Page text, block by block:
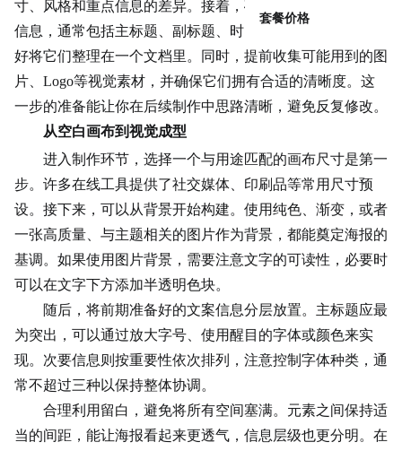
套餐价格
寸、风格和重点信息的差异。接着，确定你想要传达的关键
信息，通常包括主标题、副标题、时间地点等核心要素，最
好将它们整理在一个文档里。同时，提前收集可能用到的图
片、Logo等视觉素材，并确保它们拥有合适的清晰度。这
一步的准备能让你在后续制作中思路清晰，避免反复修改。
从空白画布到视觉成型
进入制作环节，选择一个与用途匹配的画布尺寸是第一
步。许多在线工具提供了社交媒体、印刷品等常用尺寸预
设。接下来，可以从背景开始构建。使用纯色、渐变，或者
一张高质量、与主题相关的图片作为背景，都能奠定海报的
基调。如果使用图片背景，需要注意文字的可读性，必要时
可以在文字下方添加半透明色块。
随后，将前期准备好的文案信息分层放置。主标题应最
为突出，可以通过放大字号、使用醒目的字体或颜色来实
现。次要信息则按重要性依次排列，注意控制字体种类，通
常不超过三种以保持整体协调。
合理利用留白，避免将所有空间塞满。元素之间保持适
当的间距，能让海报看起来更透气，信息层级也更分明。在